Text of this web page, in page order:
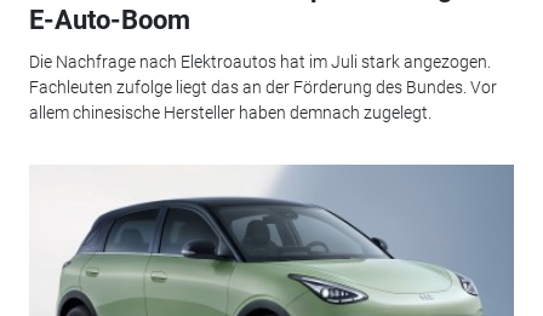
E-Auto-Boom
Die Nachfrage nach Elektroautos hat im Juli stark angezogen.
Fachleuten zufolge liegt das an der Förderung des Bundes. Vor
allem chinesische Hersteller haben demnach zugelegt.